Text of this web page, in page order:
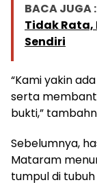
BACA JUGA :
Tidak Rata,
Sendiri
“Kami yakin
serta
bukti,”
Sebelumnya,
Mataram
tumpul di